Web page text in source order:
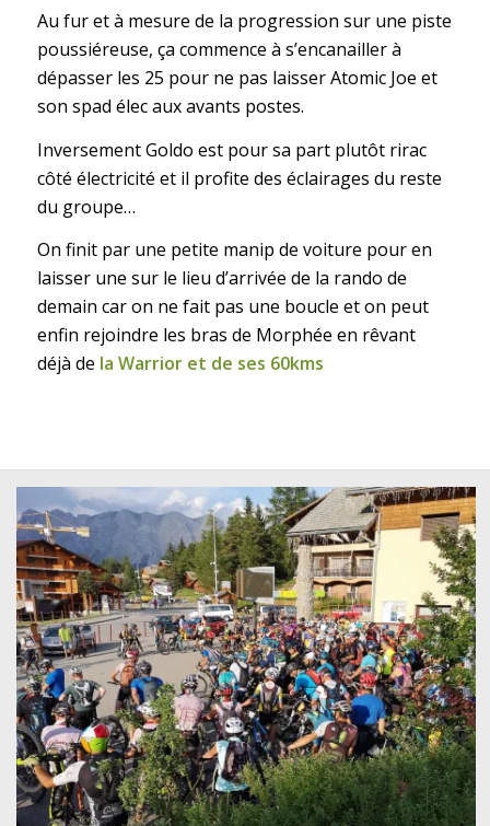
Au fur et à mesure de la progression sur une piste
poussiéreuse, ça commence à s’encanailler à
dépasser les 25 pour ne pas laisser Atomic Joe et
son spad élec aux avants postes.
Inversement Goldo est pour sa part plutôt rirac
côté électricité et il profite des éclairages du reste
du groupe…
On finit par une petite manip de voiture pour en
laisser une sur le lieu d’arrivée de la rando de
demain car on ne fait pas une boucle et on peut
enfin rejoindre les bras de Morphée en rêvant
déjà de la Warrior et de ses 60kms